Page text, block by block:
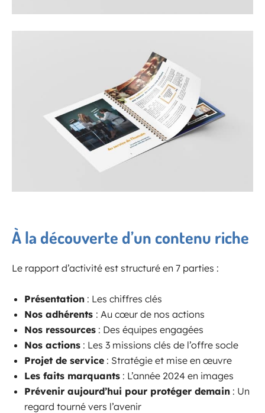
À la découverte d’un contenu riche
Le rapport d’activité est structuré en 7 parties :
Présentation : Les chiffres clés
Nos adhérents : Au cœur de nos actions
Nos ressources : Des équipes engagées
Nos actions : Les 3 missions clés de l’offre socle
Projet de service : Stratégie et mise en œuvre
Les faits marquants : L’année 2024 en images
Prévenir aujourd’hui pour protéger demain : Un
regard tourné vers l’avenir